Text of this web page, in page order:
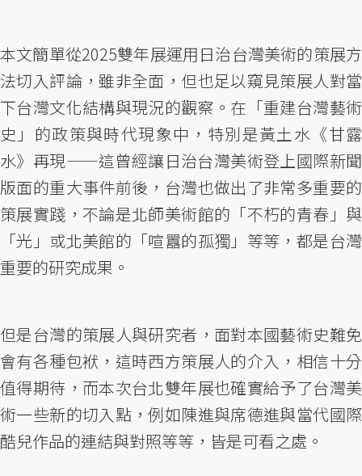
本文簡單從2025雙年展運用日治台灣美術的策展方
法切入評論，雖非全面，但也足以窺見策展人對當
下台灣文化結構與現況的觀察。在「重建台灣藝術
史」的政策與時代現象中，特別是黃土水《甘露
水》再現——這曾經讓日治台灣美術登上國際新聞
版面的重大事件前後，台灣也做出了非常多重要的
策展實踐，不論是北師美術館的「不朽的青春」與
「光」或北美館的「喧囂的孤獨」等等，都是台灣
重要的研究成果。
但是台灣的策展人與研究者，面對本國藝術史難免
會有各種包袱，這時西方策展人的介入，相信十分
值得期待，而本次台北雙年展也確實給予了台灣美
術一些新的切入點，例如陳進與席德進與當代國際
酷兒作品的連結與對照等等，皆是可看之處。